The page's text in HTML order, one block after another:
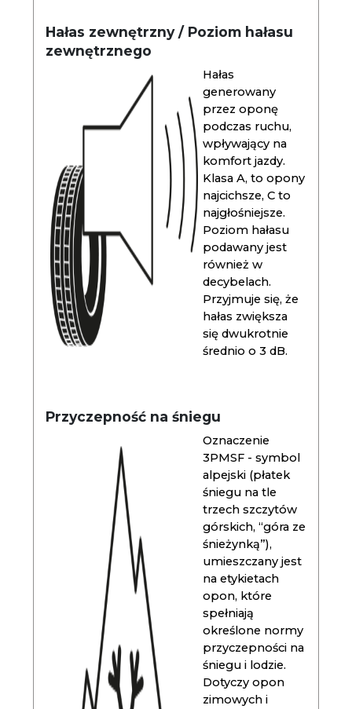
Hałas zewnętrzny / Poziom hałasu
zewnętrznego
Hałas
generowany
przez oponę
podczas ruchu,
wpływający na
komfort jazdy.
Klasa A, to opony
najcichsze, C to
najgłośniejsze.
Poziom hałasu
podawany jest
również w
decybelach.
Przyjmuje się, że
hałas zwiększa
się dwukrotnie
średnio o 3 dB.
Przyczepność na śniegu
Oznaczenie
3PMSF - symbol
alpejski (płatek
śniegu na tle
trzech szczytów
górskich, “góra ze
śnieżynką”),
umieszczany jest
na etykietach
opon, które
spełniają
określone normy
przyczepności na
śniegu i lodzie.
Dotyczy opon
zimowych i